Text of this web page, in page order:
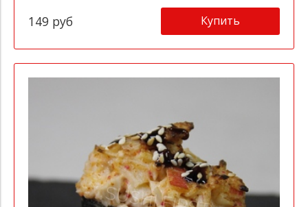
149 руб Купить